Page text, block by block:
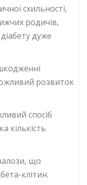
схильності,
родичів,
дуже
розвиток
спосіб
кількість
що
клітин.